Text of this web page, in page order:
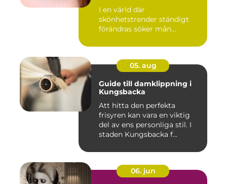
I en värld där
skönhetstrender ständigt
förändras söker mån...
05. aug
Guide till damklippning i
Kungsbacka
Att hitta den perfekta
frisyren kan vara en viktig
del av ens personliga stil. I
staden Kungsbacka f...
06. jun